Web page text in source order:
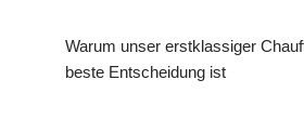
Warum unser erstklassiger
beste Entscheidung ist